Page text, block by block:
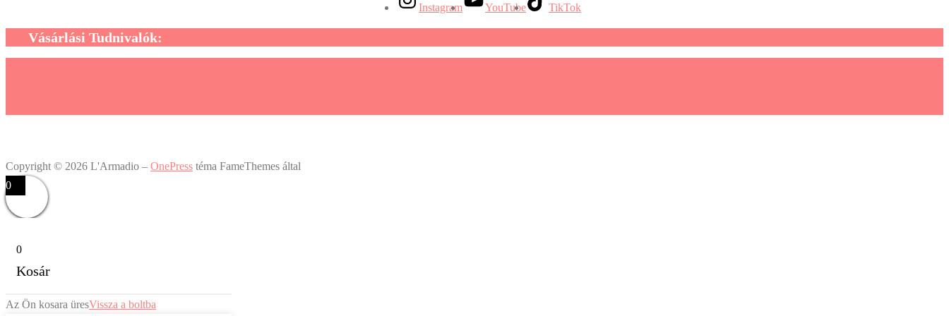
Instagram YouTube TikTok
Vásárlási Tudnivalók:
Copyright © 2026 L'Armadio – OnePress téma FameThemes által
0
0
Kosár
Az Ön kosara üresVissza a boltba